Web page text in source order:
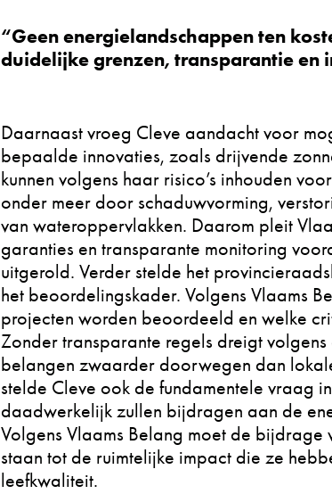
“Geen energielandschappen ten
duidelijke grenzen, transparantie en
Daarnaast vroeg Cleve aandacht voor
bepaalde innovaties, zoals drijvende
kunnen volgens haar risico’s inhouden
onder meer door schaduwvorming,
van wateroppervlakken. Daarom pleit
garanties en transparante monitoring
uitgerold. Verder stelde het
het beoordelingskader. Volgens Vlaams
projecten worden beoordeeld en welke
Zonder transparante regels dreigt
belangen zwaarder doorwegen dan
stelde Cleve ook de fundamentele vraag
daadwerkelijk zullen bijdragen aan de
Volgens Vlaams Belang moet de
staan tot de ruimtelijke impact die ze
leefkwaliteit.